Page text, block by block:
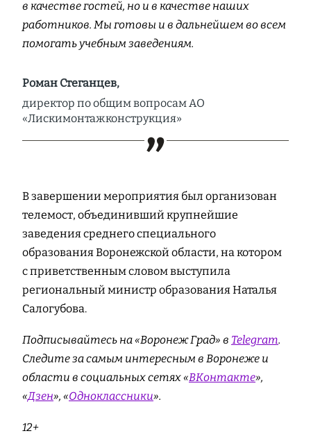
в качестве гостей, но и в качестве наших
работников. Мы готовы и в дальнейшем во всем
помогать учебным заведениям.
Роман Стеганцев,
директор по общим вопросам АО
«Лискимонтажконструкция»
В завершении мероприятия был организован
телемост, объединивший крупнейшие
заведения среднего специального
образования Воронежской области, на котором
с приветственным словом выступила
региональный министр образования Наталья
Салогубова.
Подписывайтесь на «Воронеж Град» в Telegram.
Cледите за самым интересным в Воронеже и
области в социальных сетях «ВКонтакте»,
«Дзен», «Одноклассники».
12+